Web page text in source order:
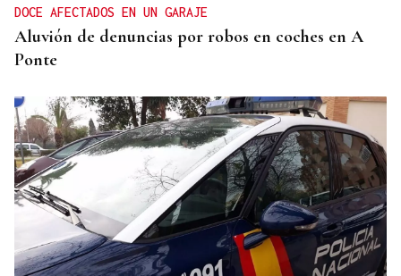
DOCE AFECTADOS EN UN GARAJE
Aluvión de denuncias por robos en coches en A
Ponte